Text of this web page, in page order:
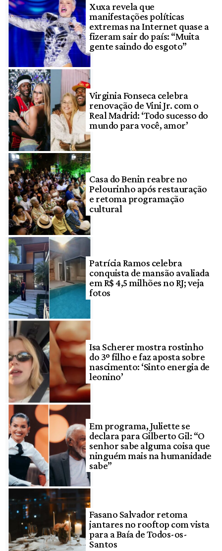
Xuxa revela que
manifestações políticas
extremas na Internet quase a
fizeram sair do país: “Muita
gente saindo do esgoto”
Virginia Fonseca celebra
renovação de Vini Jr. com o
Real Madrid: ‘Todo sucesso do
mundo para você, amor’
Casa do Benin reabre no
Pelourinho após restauração
e retoma programação
cultural
Patrícia Ramos celebra
conquista de mansão avaliada
em R$ 4,5 milhões no RJ; veja
fotos
Isa Scherer mostra rostinho
do 3º filho e faz aposta sobre
nascimento: ‘Sinto energia de
leonino’
Em programa, Juliette se
declara para Gilberto Gil: “O
senhor sabe alguma coisa que
ninguém mais na humanidade
sabe”
Fasano Salvador retoma
jantares no rooftop com vista
para a Baía de Todos-os-
Santos